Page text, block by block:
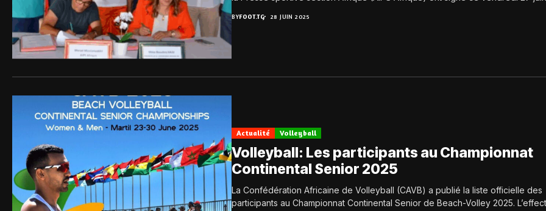
BYFOOT.TG 28 JUIN 2025
Actualité Volleyball
Volleyball: Les participants au Championnat
Continental Senior 2025
La Confédération Africaine de Volleyball (CAVB) a publié la liste officielle des
participants au Championnat Continental Senior de Beach-Volley 2025.